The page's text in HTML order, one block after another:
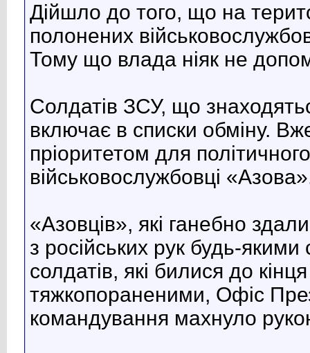
Дійшло до того, що на
полонених
Тому що влада ніяк не
Солдатів ЗСУ, що
включає в списки обміну.
пріоритетом для
військовослужбовці
«Азовців», якi ганебно
з російських рук будь-
солдатів, які билися до
тяжкопораненими, Офіс
командування махнуло